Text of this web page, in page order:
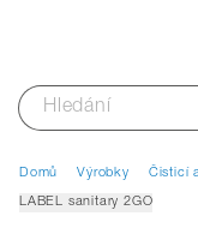
Domů Výrobky Čisticí
LABEL sanitary 2GO